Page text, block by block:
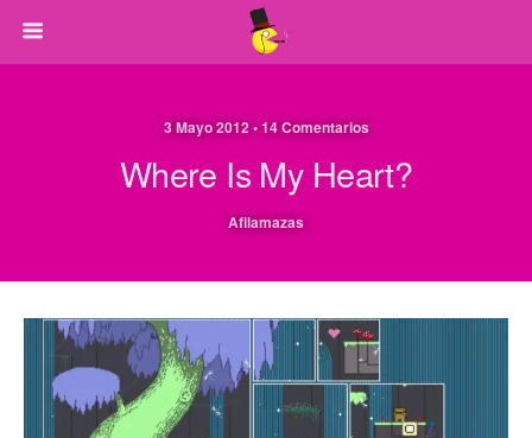
3 Mayo 2012 • 14 Comentarios
Where Is My Heart?
Afilamazas